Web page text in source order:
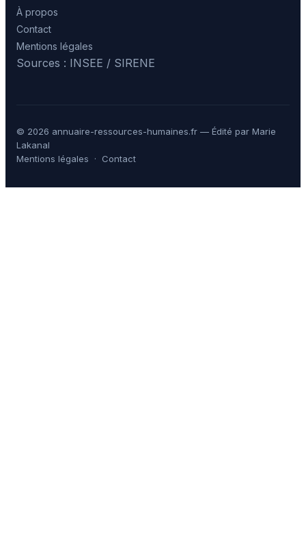
À propos
Contact
Mentions légales
Sources : INSEE / SIRENE
© 2026 annuaire-ressources-humaines.fr — Édité par Marie
Lakanal
Mentions légales · Contact